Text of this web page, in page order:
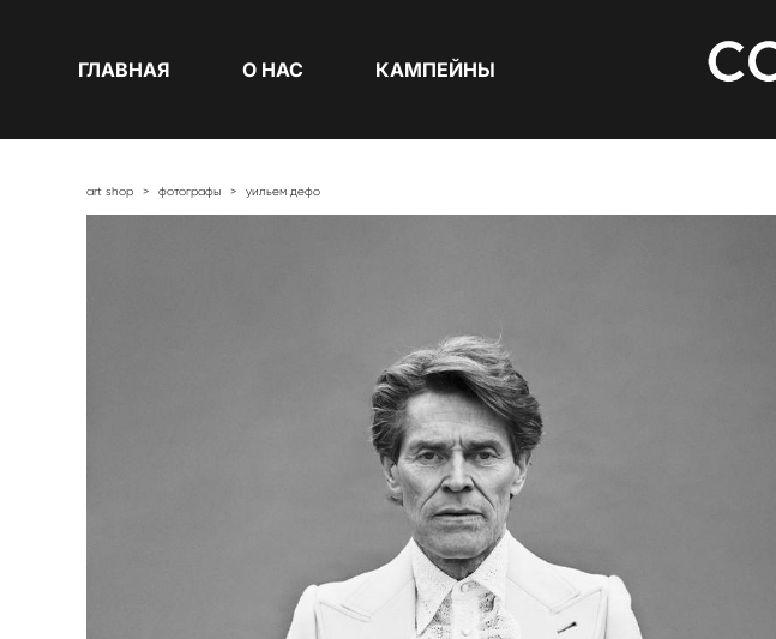
ГЛАВНАЯ О НАС КАМПЕЙНЫ
art shop > фотографы > уильем дефо